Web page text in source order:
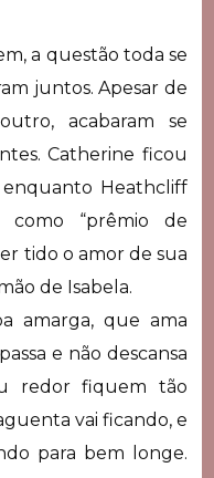
a questão toda se
juntos. Apesar de
acabaram se
Catherine ficou
Heathcliff
como “prêmio de
tido o amor de sua
de Isabela.
amarga, que ama
e não descansa
redor fiquem tão
vai ficando, e
para bem longe.